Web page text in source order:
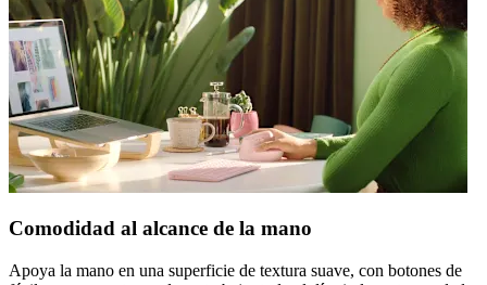
Comodidad al alcance de la mano
Apoya la mano en una superficie de textura suave, con botones de